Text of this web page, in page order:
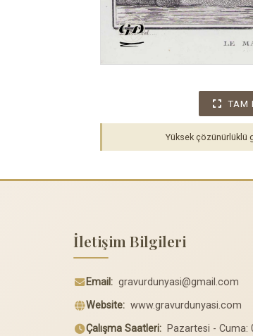
TAM
Yüksek çözünürlüklü
İletişim Bilgileri
Email: gravurdunyasi@gmail.com
Website: www.gravurdunyasi.com
Çalışma Saatleri: Pazartesi - Cuma: